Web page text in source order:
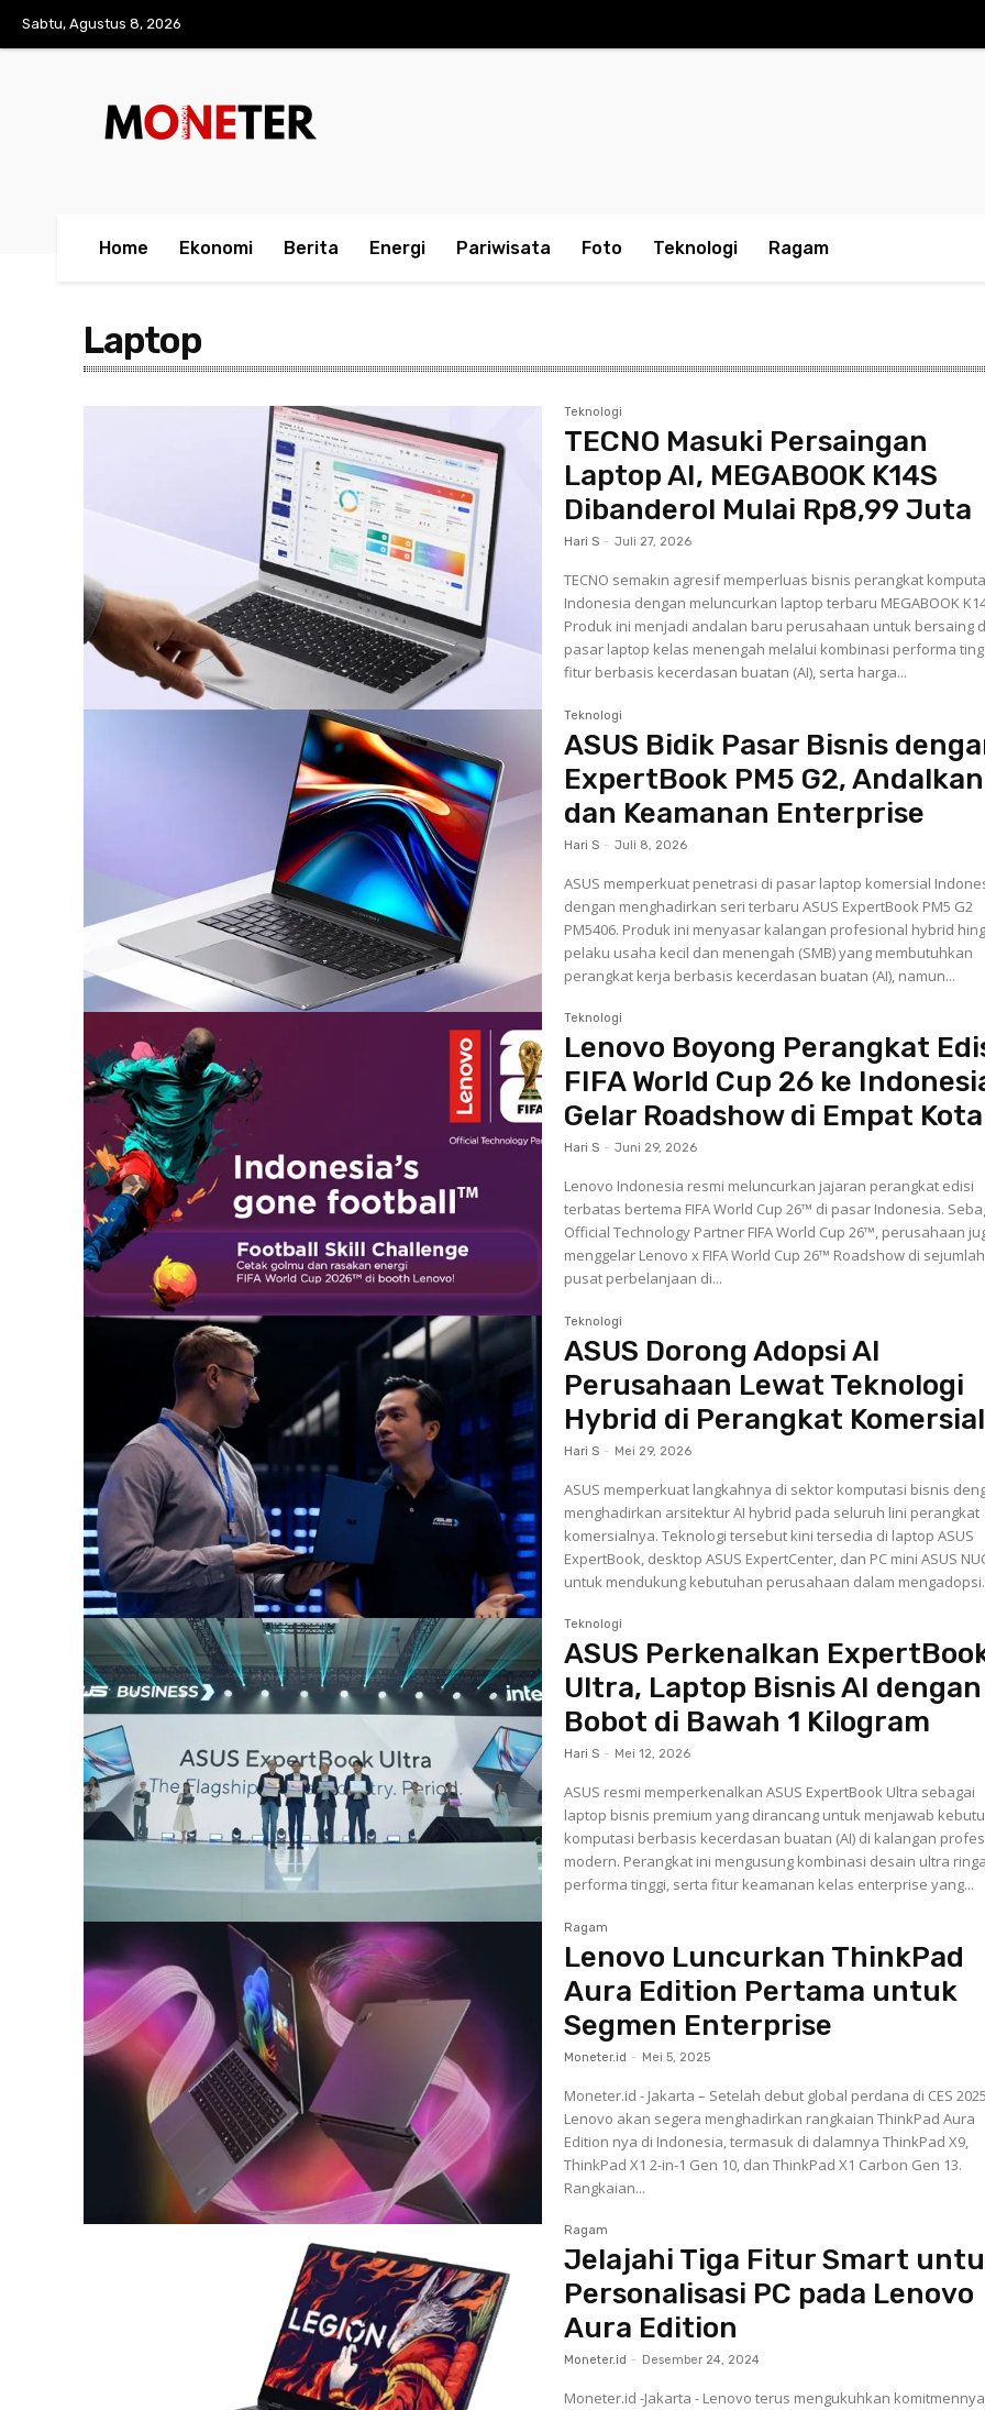
Sabtu, Agustus 8, 2026
Home Ekonomi Berita Energi Pariwisata Foto Teknologi Ragam
Laptop
Teknologi
TECNO Masuki Persaingan
Laptop AI, MEGABOOK K14S
Dibanderol Mulai Rp8,99 Juta
Hari S - Juli 27, 2026
TECNO semakin agresif memperluas bisnis perangkat
Indonesia dengan meluncurkan laptop terbaru MEGABOOK
Produk ini menjadi andalan baru perusahaan untuk bersaing
pasar laptop kelas menengah melalui kombinasi performa
fitur berbasis kecerdasan buatan (AI), serta harga...
Teknologi
ASUS Bidik Pasar Bisnis
ExpertBook PM5 G2,
dan Keamanan Enterprise
Hari S - Juli 8, 2026
ASUS memperkuat penetrasi di pasar laptop komersial
dengan menghadirkan seri terbaru ASUS ExpertBook PM5 G2
PM5406. Produk ini menyasar kalangan profesional hybrid
pelaku usaha kecil dan menengah (SMB) yang membutuhkan
perangkat kerja berbasis kecerdasan buatan (AI), namun...
Teknologi
Lenovo Boyong Perangkat
FIFA World Cup 26 ke
Gelar Roadshow di Empat Kota
Hari S - Juni 29, 2026
Lenovo Indonesia resmi meluncurkan jajaran perangkat edisi
terbatas bertema FIFA World Cup 26™ di pasar Indonesia.
Official Technology Partner FIFA World Cup 26™, perusahaan
menggelar Lenovo x FIFA World Cup 26™ Roadshow di sejumlah
pusat perbelanjaan di...
Teknologi
ASUS Dorong Adopsi AI
Perusahaan Lewat Teknologi
Hybrid di Perangkat Komersial
Hari S - Mei 29, 2026
ASUS memperkuat langkahnya di sektor komputasi bisnis
menghadirkan arsitektur AI hybrid pada seluruh lini perangkat
komersialnya. Teknologi tersebut kini tersedia di laptop ASUS
ExpertBook, desktop ASUS ExpertCenter, dan PC mini ASUS
untuk mendukung kebutuhan perusahaan dalam
Teknologi
ASUS Perkenalkan
Ultra, Laptop Bisnis AI dengan
Bobot di Bawah 1 Kilogram
Hari S - Mei 12, 2026
ASUS resmi memperkenalkan ASUS ExpertBook Ultra sebagai
laptop bisnis premium yang dirancang untuk menjawab
komputasi berbasis kecerdasan buatan (AI) di kalangan
modern. Perangkat ini mengusung kombinasi desain ultra
performa tinggi, serta fitur keamanan kelas enterprise yang...
Ragam
Lenovo Luncurkan ThinkPad
Aura Edition Pertama untuk
Segmen Enterprise
Moneter.id - Mei 5, 2025
Moneter.id - Jakarta – Setelah debut global perdana di CES 2025,
Lenovo akan segera menghadirkan rangkaian ThinkPad Aura
Edition nya di Indonesia, termasuk di dalamnya ThinkPad X9,
ThinkPad X1 2-in-1 Gen 10, dan ThinkPad X1 Carbon Gen 13.
Rangkaian...
Ragam
Jelajahi Tiga Fitur Smart
Personalisasi PC pada Lenovo
Aura Edition
Moneter.id - Desember 24, 2024
Moneter.id -Jakarta - Lenovo terus mengukuhkan komitmennya